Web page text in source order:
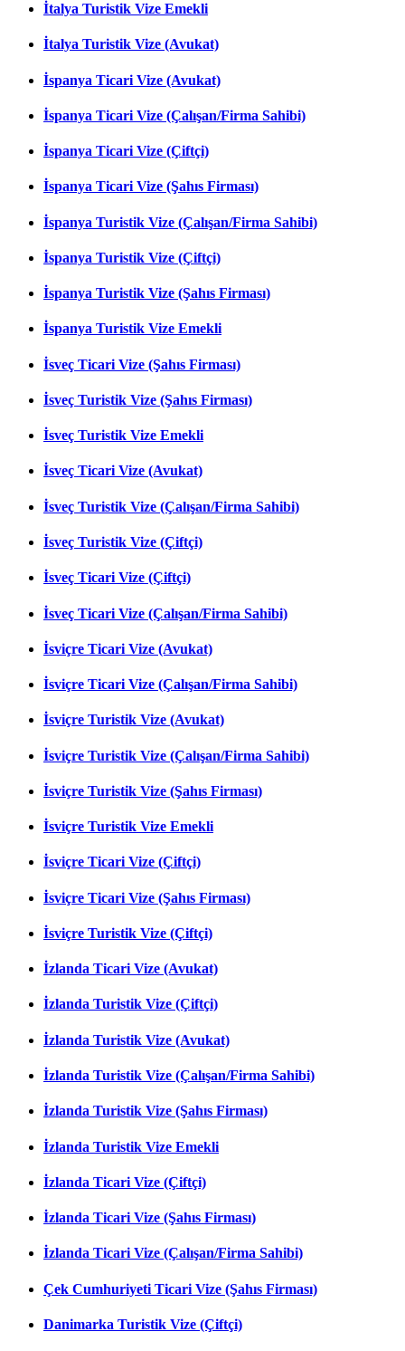
İtalya Turistik Vize Emekli
İtalya Turistik Vize (Avukat)
İspanya Ticari Vize (Avukat)
İspanya Ticari Vize (Çalışan/Firma Sahibi)
İspanya Ticari Vize (Çiftçi)
İspanya Ticari Vize (Şahıs Firması)
İspanya Turistik Vize (Çalışan/Firma Sahibi)
İspanya Turistik Vize (Çiftçi)
İspanya Turistik Vize (Şahıs Firması)
İspanya Turistik Vize Emekli
İsveç Ticari Vize (Şahıs Firması)
İsveç Turistik Vize (Şahıs Firması)
İsveç Turistik Vize Emekli
İsveç Ticari Vize (Avukat)
İsveç Turistik Vize (Çalışan/Firma Sahibi)
İsveç Turistik Vize (Çiftçi)
İsveç Ticari Vize (Çiftçi)
İsveç Ticari Vize (Çalışan/Firma Sahibi)
İsviçre Ticari Vize (Avukat)
İsviçre Ticari Vize (Çalışan/Firma Sahibi)
İsviçre Turistik Vize (Avukat)
İsviçre Turistik Vize (Çalışan/Firma Sahibi)
İsviçre Turistik Vize (Şahıs Firması)
İsviçre Turistik Vize Emekli
İsviçre Ticari Vize (Çiftçi)
İsviçre Ticari Vize (Şahıs Firması)
İsviçre Turistik Vize (Çiftçi)
İzlanda Ticari Vize (Avukat)
İzlanda Turistik Vize (Çiftçi)
İzlanda Turistik Vize (Avukat)
İzlanda Turistik Vize (Çalışan/Firma Sahibi)
İzlanda Turistik Vize (Şahıs Firması)
İzlanda Turistik Vize Emekli
İzlanda Ticari Vize (Çiftçi)
İzlanda Ticari Vize (Şahıs Firması)
İzlanda Ticari Vize (Çalışan/Firma Sahibi)
Çek Cumhuriyeti Ticari Vize (Şahıs Firması)
Danimarka Turistik Vize (Çiftçi)